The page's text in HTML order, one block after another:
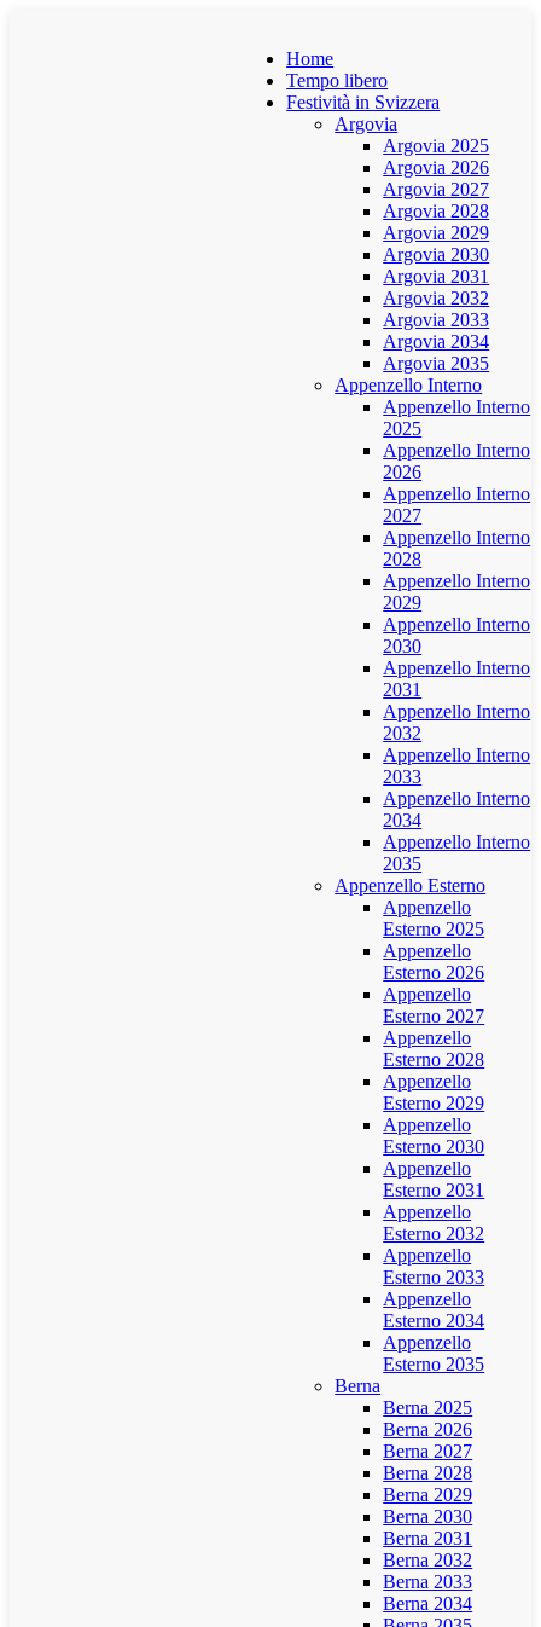
Home
Tempo libero
Festività in Svizzera
Argovia
Argovia 2025
Argovia 2026
Argovia 2027
Argovia 2028
Argovia 2029
Argovia 2030
Argovia 2031
Argovia 2032
Argovia 2033
Argovia 2034
Argovia 2035
Appenzello Interno
Appenzello Interno
2025
Appenzello Interno
2026
Appenzello Interno
2027
Appenzello Interno
2028
Appenzello Interno
2029
Appenzello Interno
2030
Appenzello Interno
2031
Appenzello Interno
2032
Appenzello Interno
2033
Appenzello Interno
2034
Appenzello Interno
2035
Appenzello Esterno
Appenzello
Esterno 2025
Appenzello
Esterno 2026
Appenzello
Esterno 2027
Appenzello
Esterno 2028
Appenzello
Esterno 2029
Appenzello
Esterno 2030
Appenzello
Esterno 2031
Appenzello
Esterno 2032
Appenzello
Esterno 2033
Appenzello
Esterno 2034
Appenzello
Esterno 2035
Berna
Berna 2025
Berna 2026
Berna 2027
Berna 2028
Berna 2029
Berna 2030
Berna 2031
Berna 2032
Berna 2033
Berna 2034